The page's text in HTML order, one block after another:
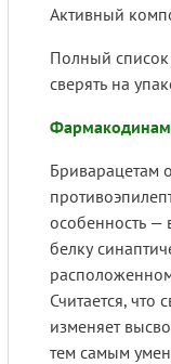
Активный
Полный список
сверять на
Бриварацетам
особенность —
белку
Считается, что
изменяет
тем самым